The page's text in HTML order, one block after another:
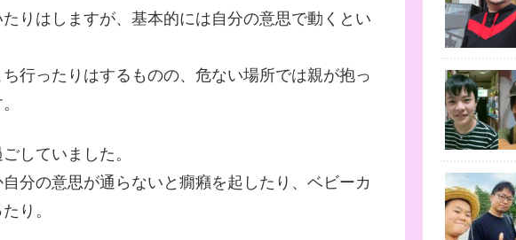
りはしますが、基本的には自分の意思で動くとい
行ったりはするものの、危ない場所では親が抱っ
していました。
分の意思が通らないと癇癪を起したり、ベビーカ
り。